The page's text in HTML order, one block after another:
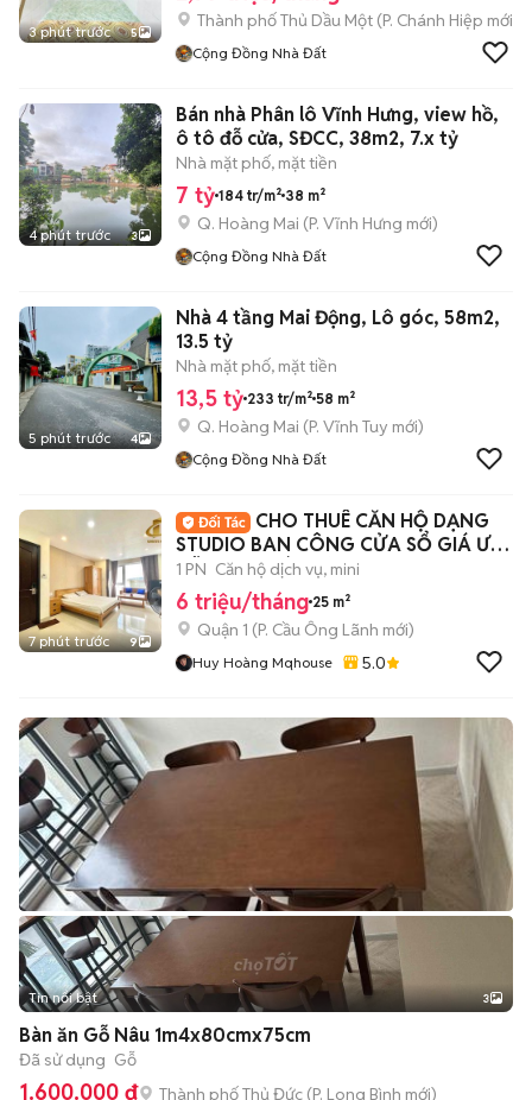
3 phút trước 5
Thành phố Thủ Dầu Một (P. Chánh Hiệp mới)
Cộng Đồng Nhà Đất
4 phút trước 3
Bán nhà Phân lô Vĩnh Hưng, view hồ,
ô tô đỗ cửa, SĐCC, 38m2, 7.x tỷ
Nhà mặt phố, mặt tiền
7 tỷ 184 tr/m² 38 m²
Q. Hoàng Mai (P. Vĩnh Hưng mới)
Cộng Đồng Nhà Đất
5 phút trước 4
Nhà 4 tầng Mai Động, Lô góc, 58m2,
13.5 tỷ
Nhà mặt phố, mặt tiền
13,5 tỷ 233 tr/m² 58 m²
Q. Hoàng Mai (P. Vĩnh Tuy mới)
Cộng Đồng Nhà Đất
7 phút trước 9
CHO THUÊ CĂN HỘ DẠNG
STUDIO BAN CÔNG CỬA SỔ GIÁ ƯU
ĐÃI NGAY BÙI VIỆN
1 PN Căn hộ dịch vụ, mini
6 triệu/tháng 25 m²
Quận 1 (P. Cầu Ông Lãnh mới)
Huy Hoàng Mqhouse 5.0
Tin nổi bật 3
Bàn ăn Gỗ Nâu 1m4x80cmx75cm
Đã sử dụng Gỗ
1.600.000 đ Thành phố Thủ Đức (P. Long Bình mới)